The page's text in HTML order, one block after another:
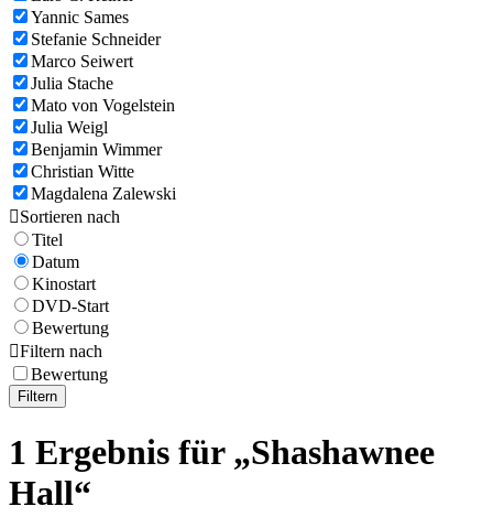
Yannic Sames
Stefanie Schneider
Marco Seiwert
Julia Stache
Mato von Vogelstein
Julia Weigl
Benjamin Wimmer
Christian Witte
Magdalena Zalewski
Sortieren nach
Titel
Datum
Kinostart
DVD-Start
Bewertung
Filtern nach
Bewertung
Filtern
1 Ergebnis für „Shashawnee
Hall“